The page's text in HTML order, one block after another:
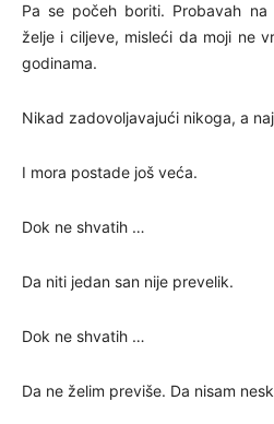
Pa se počeh boriti. Probavah
želje i ciljeve, misleći da moji ne
godinama.
Nikad zadovoljavajući nikoga, a
I mora postade još veća.
Dok ne shvatih …
Da niti jedan san nije prevelik.
Dok ne shvatih …
Da ne želim previše. Da nisam